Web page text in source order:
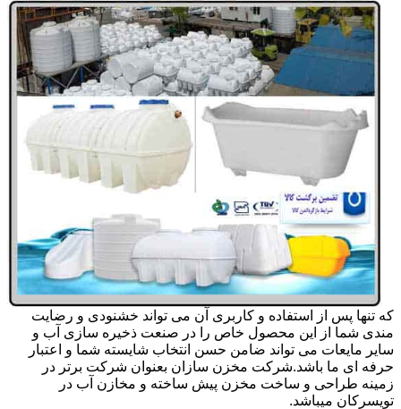
که تنها پس از استفاده و کاربری آن می تواند خشنودی و رضایت
مندی شما از این محصول خاص را در صنعت ذخیره سازی آب و
سایر مایعات می تواند ضامن حسن انتخاب شایسته شما و اعتبار
حرفه ای ما باشد.شرکت مخزن سازان بعنوان شرکت برتر در
زمینه طراحی و ساخت مخزن پیش ساخته و مخازن آب در
تویسرکان میباشد.